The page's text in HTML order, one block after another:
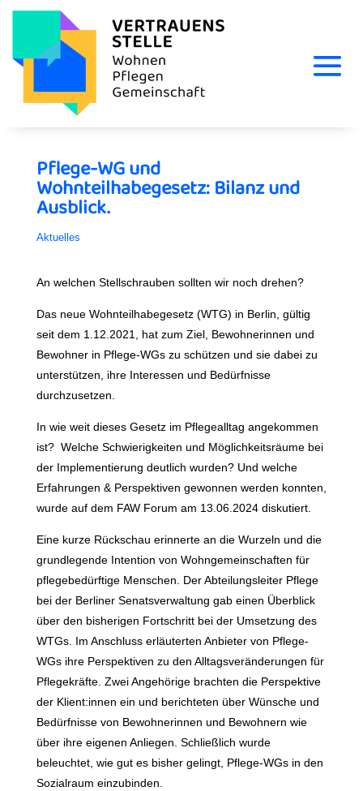
Pflege-WG und
Wohnteilhabegesetz: Bilanz und
Ausblick.
Aktuelles
An welchen Stellschrauben sollten wir noch drehen?
Das neue Wohnteilhabegesetz (WTG) in Berlin, gültig
seit dem 1.12.2021, hat zum Ziel, Bewohnerinnen und
Bewohner in Pflege-WGs zu schützen und sie dabei zu
unterstützen, ihre Interessen und Bedürfnisse
durchzusetzen.
In wie weit dieses Gesetz im Pflegealltag angekommen
ist? Welche Schwierigkeiten und Möglichkeitsräume bei
der Implementierung deutlich wurden? Und welche
Erfahrungen & Perspektiven gewonnen werden konnten,
wurde auf dem FAW Forum am 13.06.2024 diskutiert.
Eine kurze Rückschau erinnerte an die Wurzeln und die
grundlegende Intention von Wohngemeinschaften für
pflegebedürftige Menschen. Der Abteilungsleiter Pflege
bei der Berliner Senatsverwaltung gab einen Überblick
über den bisherigen Fortschritt bei der Umsetzung des
WTGs. Im Anschluss erläuterten Anbieter von Pflege-
WGs ihre Perspektiven zu den Alltagsveränderungen für
Pflegekräfte. Zwei Angehörige brachten die Perspektive
der Klient:innen ein und berichteten über Wünsche und
Bedürfnisse von Bewohnerinnen und Bewohnern wie
über ihre eigenen Anliegen. Schließlich wurde
beleuchtet, wie gut es bisher gelingt, Pflege-WGs in den
Sozialraum einzubinden.